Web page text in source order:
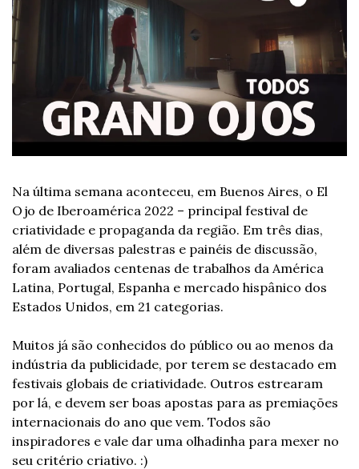
Na última semana aconteceu, em Buenos Aires, o El
Ojo de Iberoamérica 2022 – principal festival de
criatividade e propaganda da região. Em três dias,
além de diversas palestras e painéis de discussão,
foram avaliados centenas de trabalhos da América
Latina, Portugal, Espanha e mercado hispânico dos
Estados Unidos, em 21 categorias.
Muitos já são conhecidos do público ou ao menos da
indústria da publicidade, por terem se destacado em
festivais globais de criatividade. Outros estrearam
por lá, e devem ser boas apostas para as premiações
internacionais do ano que vem. Todos são
inspiradores e vale dar uma olhadinha para mexer no
seu critério criativo. :)